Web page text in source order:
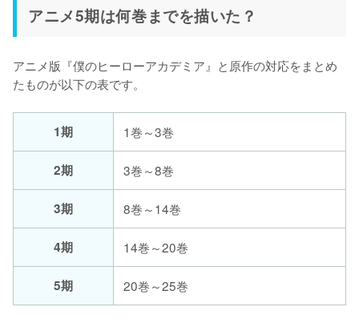
アニメ5期は何巻までを描いた？
アニメ版『僕のヒーローアカデミア』と原作の対応をまとめ
たものが以下の表です。
1期 1巻～3巻
2期 3巻～8巻
3期 8巻～14巻
4期 14巻～20巻
5期 20巻～25巻